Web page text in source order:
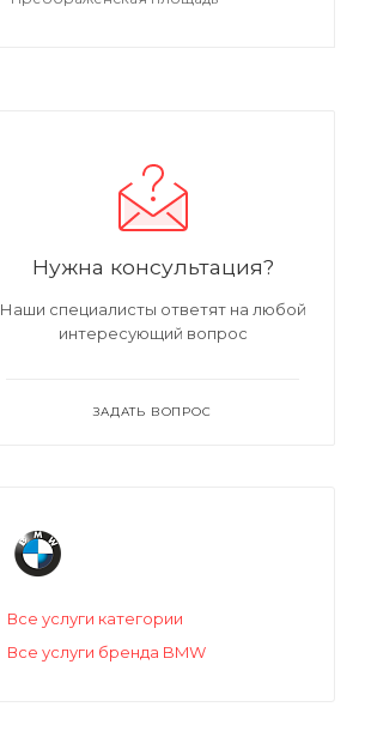
Нужна консультация?
Наши специалисты ответят на любой
интересующий вопрос
ЗАДАТЬ ВОПРОС
Все услуги категории
Все услуги бренда BMW